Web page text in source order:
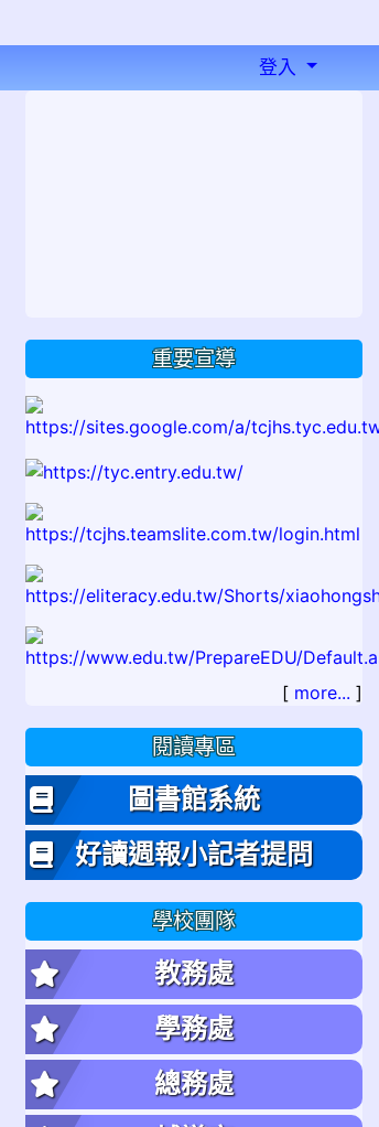
登入
重要宣導
[ more... ]
閱讀專區
圖書館系統
好讀週報小記者提問
學校團隊
教務處
學務處
總務處